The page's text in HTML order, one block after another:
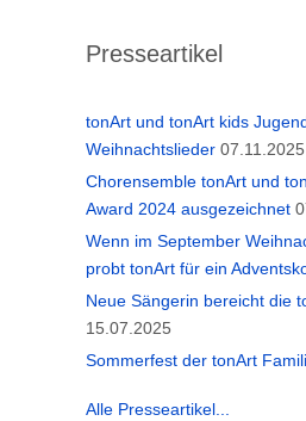
Presseartikel
tonArt und tonArt kids
Weihnachtslieder 07.11.2025
Chorensemble tonArt und
Award 2024 ausgezeichnet
Wenn im September
probt tonArt für ein
Neue Sängerin bereicht die
15.07.2025
Sommerfest der tonArt
Alle Presseartikel...